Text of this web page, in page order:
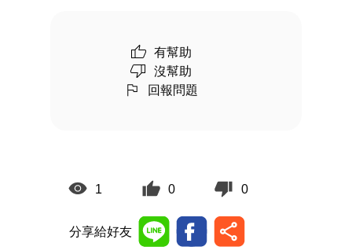
有幫助
沒幫助
回報問題
1 0 0
分享給好友